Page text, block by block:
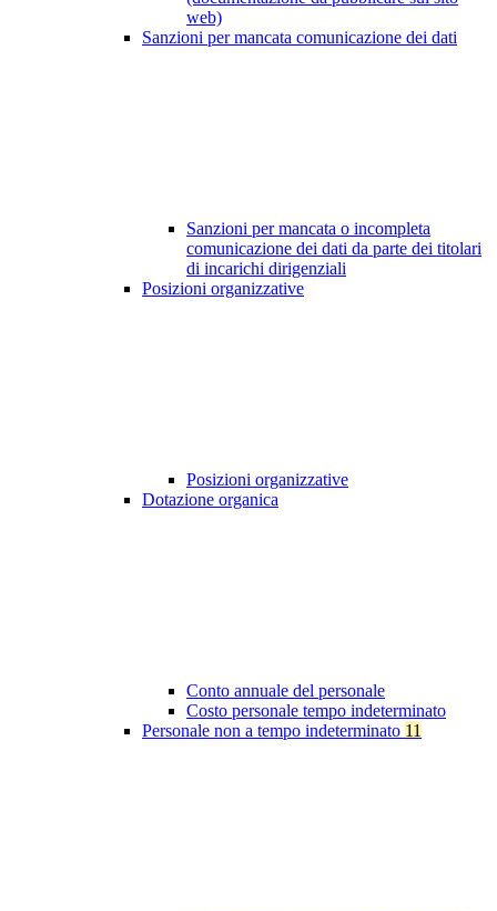
web)
Sanzioni per mancata comunicazione dei dati
Sanzioni per mancata o incompleta
comunicazione dei dati da parte dei titolari
di incarichi dirigenziali
Posizioni organizzative
Posizioni organizzative
Dotazione organica
Conto annuale del personale
Costo personale tempo indeterminato
Personale non a tempo indeterminato 11